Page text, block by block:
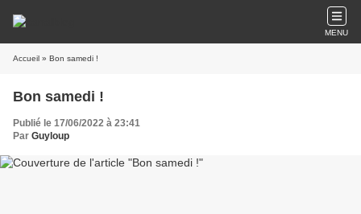
MENU
Accueil » Bon samedi !
Bon samedi !
Publié le 17/06/2022 à 23:41
Par Guyloup